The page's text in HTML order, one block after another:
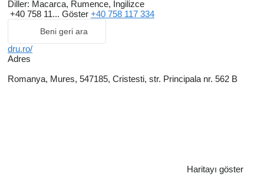
Diller: Macarca, Rumence, İngilizce
+40 758 11... Göster +40 758 117 334
Beni geri ara
dru.ro/
Adres
Romanya, Mures, 547185, Cristesti, str. Principala nr. 562 B
Haritayı göster